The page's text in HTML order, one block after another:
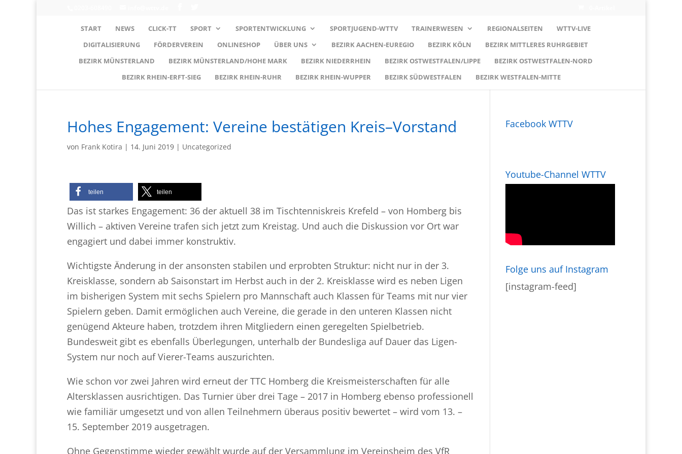
START NEWS CLICK-TT SPORT SPORTENTWICKLUNG SPORTJUGEND-WTTV TRAINERWESEN REGIONALSEITEN
WTTV-LIVE
DIGITALISIERUNG
FÖRDERVEREIN ONLINESHOP ÜBER UNS BEZIRK AACHEN-EUREGIO BEZIRK KÖLN
BEZIRK MITTLERES RUHRGEBIET
BEZIRK MÜNSTERLAND
BEZIRK MÜNSTERLAND/HOHE MARK BEZIRK NIEDERRHEIN BEZIRK OSTWESTFALEN/LIPPE
BEZIRK OSTWESTFALEN-NORD
BEZIRK RHEIN-ERFT-SIEG
BEZIRK RHEIN-RUHR BEZIRK RHEIN-WUPPER BEZIRK SÜDWESTFALEN BEZIRK WESTFALEN-MITTE
Hohes Engagement: Vereine bestätigen Kreis–Vorstand
von Frank Kotira | 14. Juni 2019 | Uncategorized
teilen teilen
Das ist starkes Engagement: 36 der aktuell 38 im Tischtenniskreis Krefeld – von Homberg bis
Willich – aktiven Vereine trafen sich jetzt zum Kreistag. Und auch die Diskussion vor Ort war
engagiert und dabei immer konstruktiv.
Wichtigste Änderung in der ansonsten stabilen und erprobten Struktur: nicht nur in der 3.
Kreisklasse, sondern ab Saisonstart im Herbst auch in der 2. Kreisklasse wird es neben Ligen
im bisherigen System mit sechs Spielern pro Mannschaft auch Klassen für Teams mit nur vier
Spielern geben. Damit ermöglichen auch Vereine, die gerade in den unteren Klassen nicht
genügend Akteure haben, trotzdem ihren Mitgliedern einen geregelten Spielbetrieb.
Bundesweit gibt es ebenfalls Überlegungen, unterhalb der Bundesliga auf Dauer das Ligen-
System nur noch auf Vierer-Teams auszurichten.
Wie schon vor zwei Jahren wird erneut der TTC Homberg die Kreismeisterschaften für alle
Altersklassen ausrichtigen. Das Turnier über drei Tage – 2017 in Homberg ebenso professionell
wie familiär umgesetzt und von allen Teilnehmern überaus positiv bewertet – wird vom 13. –
15. September 2019 ausgetragen.
Ohne Gegenstimme wieder gewählt wurde auf der Versammlung im Vereinsheim des VfR
Facebook WTTV
Youtube-Channel WTTV
Folge uns auf Instagram
[instagram-feed]